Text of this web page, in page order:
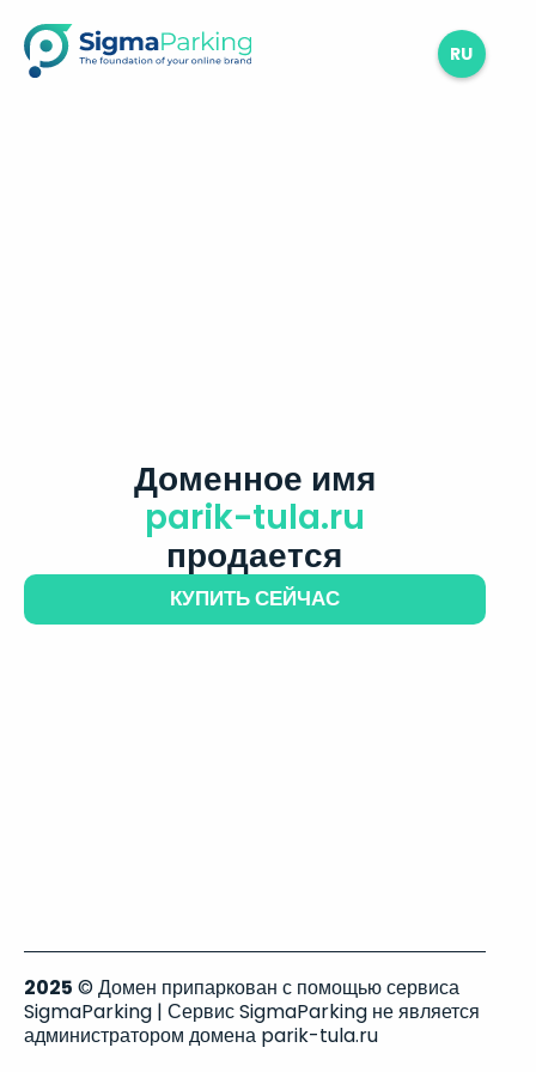
RU
Доменное имя
parik-tula.ru
продается
КУПИТЬ СЕЙЧАС
2025 © Домен припаркован с помощью сервиса
SigmaParking | Сервис SigmaParking не является
администратором домена parik-tula.ru